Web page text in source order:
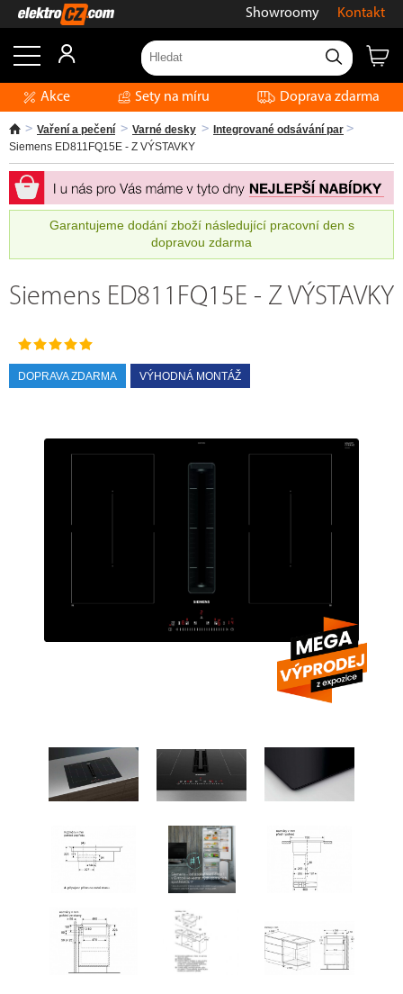
Showroomy Kontakt
Akce Sety na míru Doprava zdarma
Vaření a pečení Varné desky
Integrované odsávání par
Siemens ED811FQ15E - Z VÝSTAVKY
Garantujeme dodání zboží následující pracovní den s
dopravou zdarma
Siemens ED811FQ15E - Z VÝSTAVKY
DOPRAVA ZDARMA VÝHODNÁ MONTÁŽ